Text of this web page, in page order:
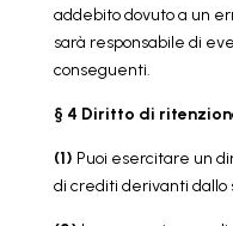
addebito dovuto a un
sarà responsabile di
conseguenti.
§ 4 Diritto di
(1) Puoi esercitare un
di crediti derivanti dallo